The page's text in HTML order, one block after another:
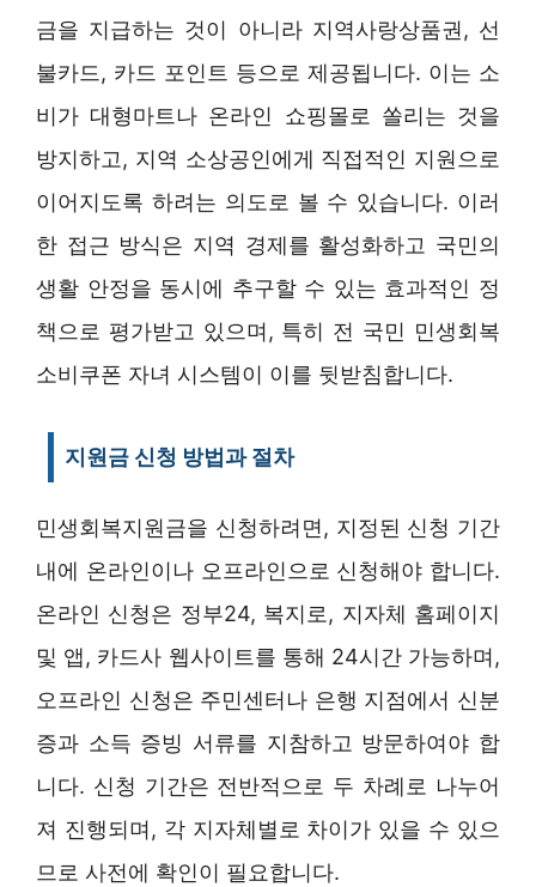
금을 지급하는 것이 아니라 지역사랑상품권, 선
불카드, 카드 포인트 등으로 제공됩니다. 이는 소
비가 대형마트나 온라인 쇼핑몰로 쏠리는 것을
방지하고, 지역 소상공인에게 직접적인 지원으로
이어지도록 하려는 의도로 볼 수 있습니다. 이러
한 접근 방식은 지역 경제를 활성화하고 국민의
생활 안정을 동시에 추구할 수 있는 효과적인 정
책으로 평가받고 있으며, 특히 전 국민 민생회복
소비쿠폰 자녀 시스템이 이를 뒷받침합니다.
지원금 신청 방법과 절차
민생회복지원금을 신청하려면, 지정된 신청 기간
내에 온라인이나 오프라인으로 신청해야 합니다.
온라인 신청은 정부24, 복지로, 지자체 홈페이지
및 앱, 카드사 웹사이트를 통해 24시간 가능하며,
오프라인 신청은 주민센터나 은행 지점에서 신분
증과 소득 증빙 서류를 지참하고 방문하여야 합
니다. 신청 기간은 전반적으로 두 차례로 나누어
져 진행되며, 각 지자체별로 차이가 있을 수 있으
므로 사전에 확인이 필요합니다.